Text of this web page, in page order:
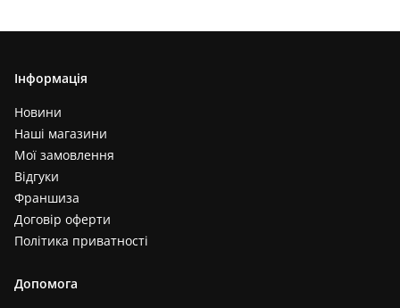
Інформація
Новини
Наші магазини
Мої замовлення
Відгуки
Франшиза
Договір оферти
Політика приватності
Допомога